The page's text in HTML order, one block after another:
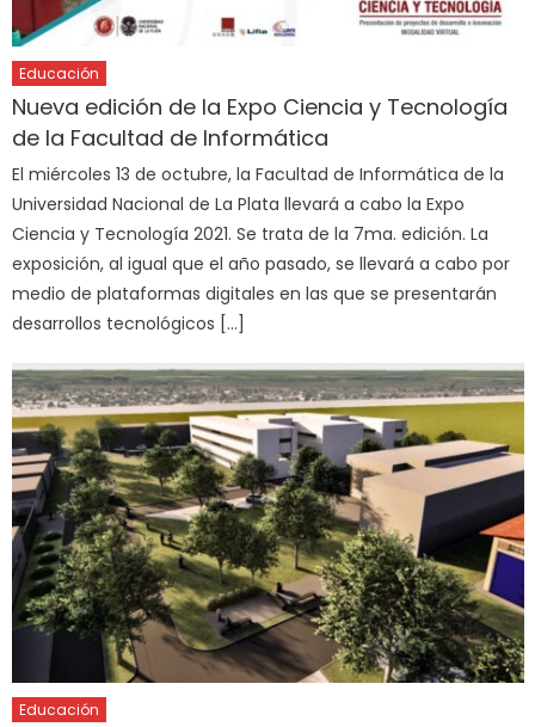
Educación
Nueva edición de la Expo Ciencia y Tecnología
de la Facultad de Informática
El miércoles 13 de octubre, la Facultad de Informática de la
Universidad Nacional de La Plata llevará a cabo la Expo
Ciencia y Tecnología 2021. Se trata de la 7ma. edición. La
exposición, al igual que el año pasado, se llevará a cabo por
medio de plataformas digitales en las que se presentarán
desarrollos tecnológicos […]
Educación